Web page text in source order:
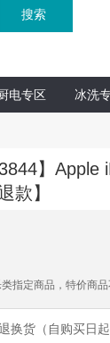
搜索
电专区 冰洗
】Apple
款】
指定商品，特价商品
货（自购买日